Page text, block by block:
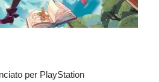
per PlayStation